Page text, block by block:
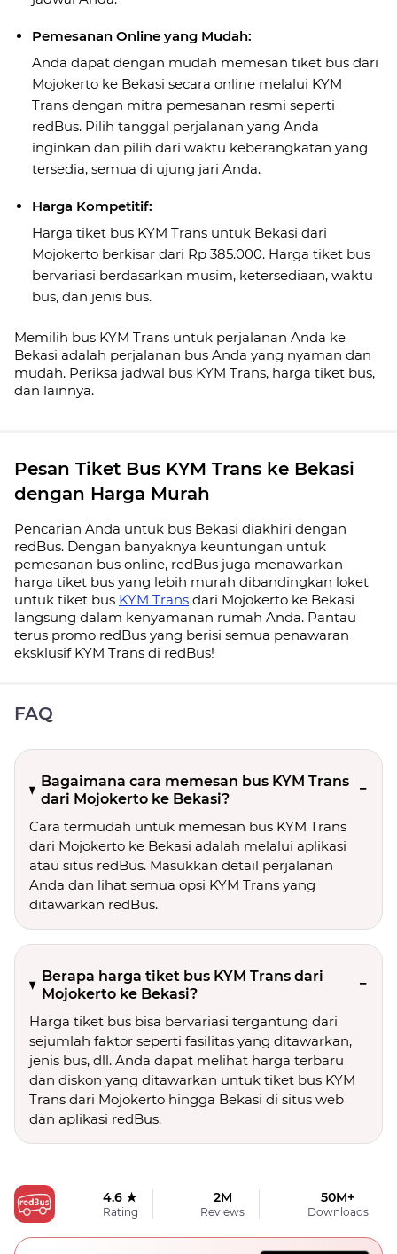
Pemesanan Online yang Mudah:
Anda dapat dengan mudah memesan tiket bus dari
Mojokerto ke Bekasi secara online melalui KYM
Trans dengan mitra pemesanan resmi seperti
redBus. Pilih tanggal perjalanan yang Anda
inginkan dan pilih dari waktu keberangkatan yang
tersedia, semua di ujung jari Anda.
Harga Kompetitif:
Harga tiket bus KYM Trans untuk Bekasi dari
Mojokerto berkisar dari Rp 385.000. Harga tiket bus
bervariasi berdasarkan musim, ketersediaan, waktu
bus, dan jenis bus.
Memilih bus KYM Trans untuk perjalanan Anda ke
Bekasi adalah perjalanan bus Anda yang nyaman dan
mudah. Periksa jadwal bus KYM Trans, harga tiket bus,
dan lainnya.
Pesan Tiket Bus KYM Trans ke Bekasi
dengan Harga Murah
Pencarian Anda untuk bus Bekasi diakhiri dengan
redBus. Dengan banyaknya keuntungan untuk
pemesanan bus online, redBus juga menawarkan
harga tiket bus yang lebih murah dibandingkan loket
untuk tiket bus KYM Trans dari Mojokerto ke Bekasi
langsung dalam kenyamanan rumah Anda. Pantau
terus promo redBus yang berisi semua penawaran
eksklusif KYM Trans di redBus!
FAQ
Bagaimana cara memesan bus KYM Trans
dari Mojokerto ke Bekasi?
Cara termudah untuk memesan bus KYM Trans
dari Mojokerto ke Bekasi adalah melalui aplikasi
atau situs redBus. Masukkan detail perjalanan
Anda dan lihat semua opsi KYM Trans yang
ditawarkan redBus.
Berapa harga tiket bus KYM Trans dari
Mojokerto ke Bekasi?
Harga tiket bus bisa bervariasi tergantung dari
sejumlah faktor seperti fasilitas yang ditawarkan,
jenis bus, dll. Anda dapat melihat harga terbaru
dan diskon yang ditawarkan untuk tiket bus KYM
Trans dari Mojokerto hingga Bekasi di situs web
dan aplikasi redBus.
4.6 ★
Rating
2M
Reviews
50M+
Downloads